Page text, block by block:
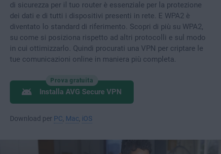
di sicurezza per il tuo router è essenziale per la protezione
dei dati e di tutti i dispositivi presenti in rete. E WPA2 è
diventato lo standard di riferimento. Scopri di più su WPA2,
su come si posiziona rispetto ad altri protocolli e sul modo
in cui ottimizzarlo. Quindi procurati una VPN per criptare le
tue comunicazioni online in maniera più completa.
Prova gratuita
Installa AVG Secure VPN
Download per PC Mac iOS